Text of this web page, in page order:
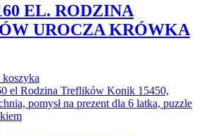
EL. RODZINA
UROCZA KRÓWKA